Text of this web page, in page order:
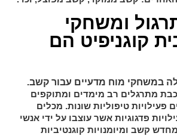
ומשחקי
קוגניפיט הם
במשחקי מוח מדעיים עבור קשב.
מתרגלים רב מימדים ומתוקפים
טיפוליות שונות. מכלים
פדגוגיות אשר עוצבו על ידי אנשי
קשב ומיומנויות קוגנטיביות